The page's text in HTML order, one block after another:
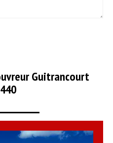
Guitrancourt